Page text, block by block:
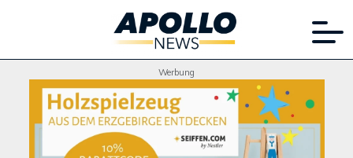
Werbung